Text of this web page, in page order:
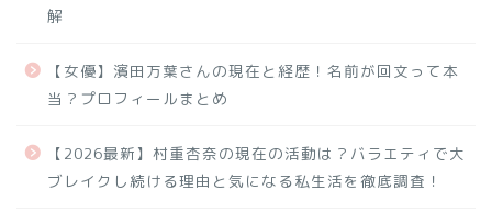
解
【女優】濱田万葉さんの現在と経歴！名前が回文って本
当？プロフィールまとめ
【2026最新】村重杏奈の現在の活動は？バラエティで大
ブレイクし続ける理由と気になる私生活を徹底調査！